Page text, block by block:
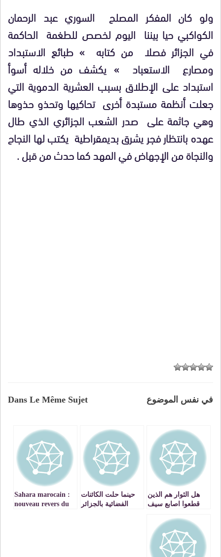
ولو كان المفكر المصلح السوري عبد الرحمان
الكواكبي حيا بيننا اليوم لخصص للطغمة الحاكمة
في الجزائر فصلا من كتابه » طبائع الاستبداد
ومصارع الاستعباد » يكشف من خلاله أسوأ
استبداد على الإطلاق بسبب العشرية الدموية التي
جعلت أنظمة مستبدة أخرى تحاكيها وتحذو حذوها
وهي جاثمة على صدر الشعب الجزائري الذي طال
عهده بانتظار فجر يشرق بديمقراطية يكتب لها النجاح
والنجاة من الإجهاض في المهد كما حدث من قبل .
Dans Le Même Sujet في نفس الموضوع
هل الثوار هم الذين
قطعوا اصابع سيف
التي هددهم بها خلال
اندلاع الثورة
حينما حلت الكائنات
الفضائية بالجزائر
Sahara marocain :
nouveau revers du